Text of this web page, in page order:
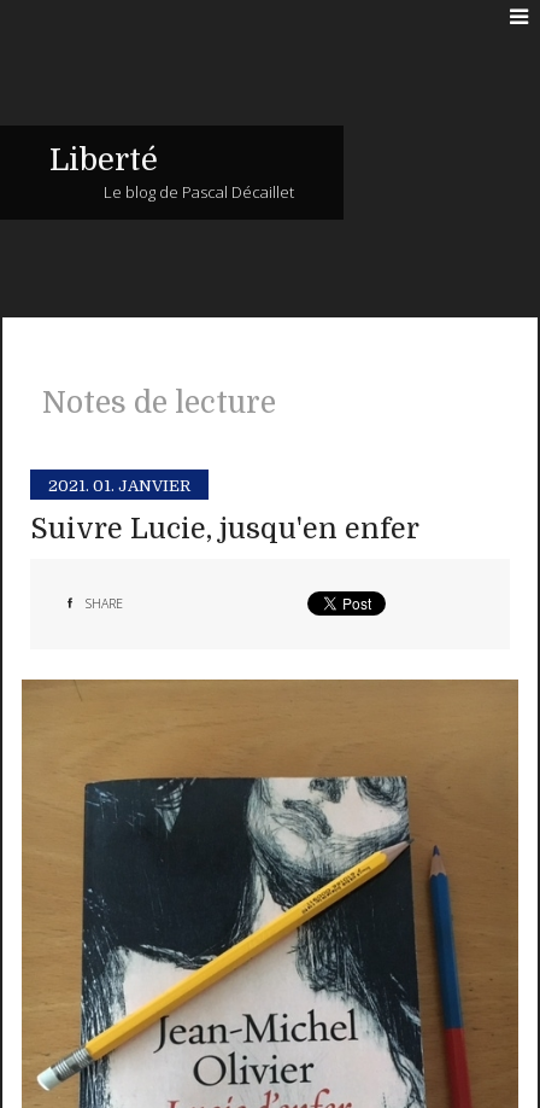
Liberté
Le blog de Pascal Décaillet
Notes de lecture
2021. 01. JANVIER
Suivre Lucie, jusqu'en enfer
SHARE